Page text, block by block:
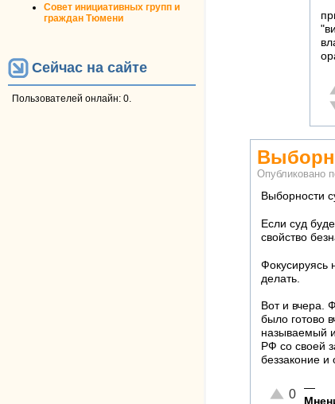
Совет инициативных групп и
граждан Тюмени
Сейчас на сайте
Пользователей онлайн: 0.
Опубликовано
Выборности
Если суд
свойство
Фокусируясь
делать.
Вот и вчера.
было готово
называемый
РФ со своей
беззаконие и
Отлично!
0
—